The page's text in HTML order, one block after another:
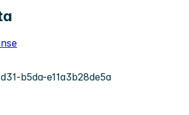
b5da-e11a3b28de5a